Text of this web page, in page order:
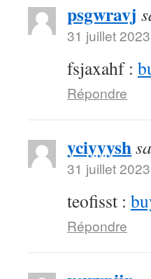
psgwravj
31 juillet
fsjaxahf :
Répondre
yciyyysh
31 juillet
teofisst :
Répondre